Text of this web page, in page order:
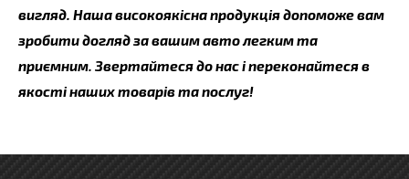
вигляд. Наша високоякісна продукція допоможе вам
зробити догляд за вашим авто легким та
приємним. Звертайтеся до нас і переконайтеся в
якості наших товарів та послуг!